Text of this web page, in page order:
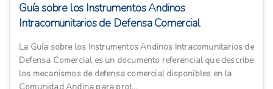
Guía sobre los Instrumentos Andinos
Intracomunitarios de Defensa Comercial
La Guía sobre los Instrumentos Andinos Intracomunitarios de
Defensa Comercial es un documento referencial que describe
los mecanismos de defensa comercial disponibles en la